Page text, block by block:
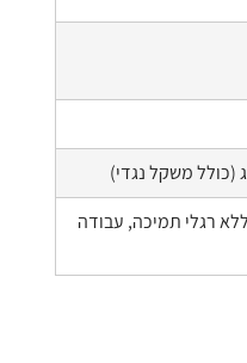
רגלי תמיכה, עבודה